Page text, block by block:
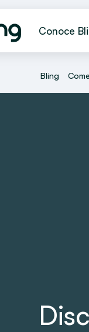
Conoce
Bling